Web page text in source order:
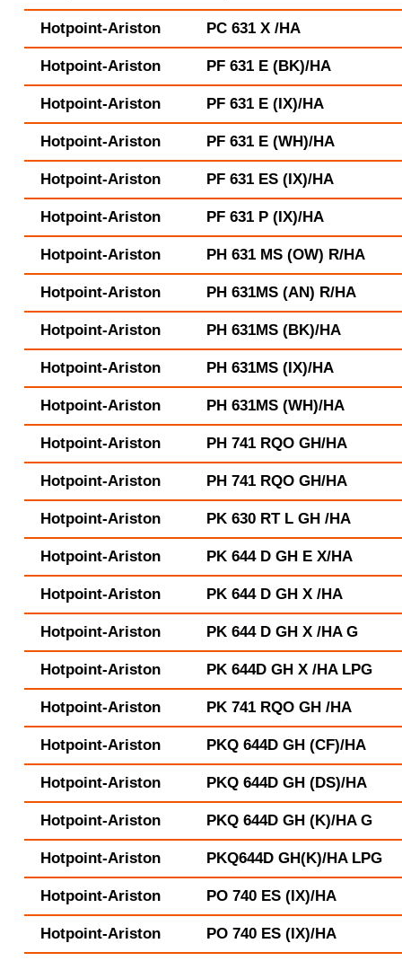
Hotpoint-Ariston PC 631 X /HA
Hotpoint-Ariston PF 631 E (BK)/HA
Hotpoint-Ariston PF 631 E (IX)/HA
Hotpoint-Ariston PF 631 E (WH)/HA
Hotpoint-Ariston PF 631 ES (IX)/HA
Hotpoint-Ariston PF 631 P (IX)/HA
Hotpoint-Ariston PH 631 MS (OW) R/HA
Hotpoint-Ariston PH 631MS (AN) R/HA
Hotpoint-Ariston PH 631MS (BK)/HA
Hotpoint-Ariston PH 631MS (IX)/HA
Hotpoint-Ariston PH 631MS (WH)/HA
Hotpoint-Ariston PH 741 RQO GH/HA
Hotpoint-Ariston PH 741 RQO GH/HA
Hotpoint-Ariston PK 630 RT L GH /HA
Hotpoint-Ariston PK 644 D GH E X/HA
Hotpoint-Ariston PK 644 D GH X /HA
Hotpoint-Ariston PK 644 D GH X /HA G
Hotpoint-Ariston PK 644D GH X /HA LPG
Hotpoint-Ariston PK 741 RQO GH /HA
Hotpoint-Ariston PKQ 644D GH (CF)/HA
Hotpoint-Ariston PKQ 644D GH (DS)/HA
Hotpoint-Ariston PKQ 644D GH (K)/HA G
Hotpoint-Ariston PKQ644D GH(K)/HA LPG
Hotpoint-Ariston PO 740 ES (IX)/HA
Hotpoint-Ariston PO 740 ES (IX)/HA